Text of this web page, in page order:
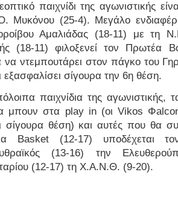
παιχνίδι της αγωνιστικής
Μυκόνου (25-4). Μεγάλο
Αμαλιάδας (18-11) με τη
(18-11) φιλοξενεί τον Πρωτέα
να ντεμπουτάρει στον πάγκο του
εξασφαλίσει σίγουρα την 6η θέση.
παιχνίδια της αγωνιστικής,
μπουν στα play in (οι Vikos
σίγουρα θέση) και αυτές που θα
Basket (12-17) υποδέχεται
(13-16) την
(12-17) τη Χ.Α.Ν.Θ. (9-20).